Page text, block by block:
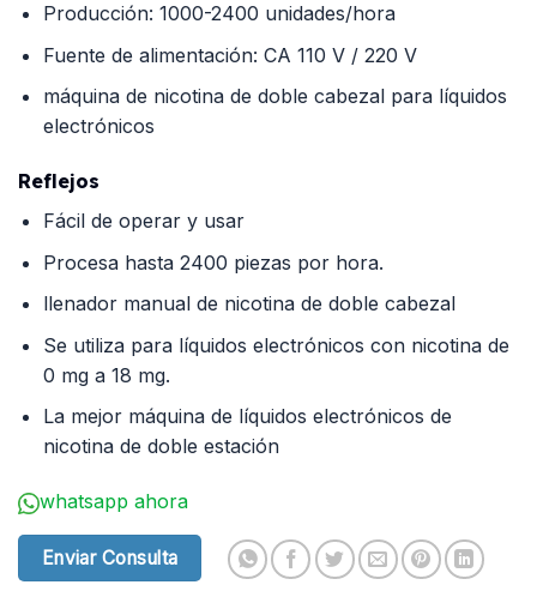
Producción: 1000-2400 unidades/hora
Fuente de alimentación: CA 110 V / 220 V
máquina de nicotina de doble cabezal para líquidos
electrónicos
Reflejos
Fácil de operar y usar
Procesa hasta 2400 piezas por hora.
llenador manual de nicotina de doble cabezal
Se utiliza para líquidos electrónicos con nicotina de
0 mg a 18 mg.
La mejor máquina de líquidos electrónicos de
nicotina de doble estación
whatsapp ahora
Enviar Consulta